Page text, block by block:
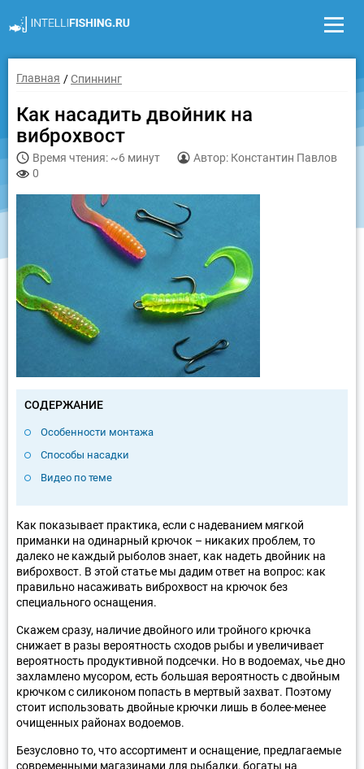
Главная Спиннинг
Как насадить двойник на
виброхвост
Время чтения: ~6 минут
Автор: Константин Павлов
0
СОДЕРЖАНИЕ
Особенности монтажа
Способы насадки
Видео по теме
Как показывает практика, если с надеванием мягкой
приманки на одинарный крючок – никаких проблем, то
далеко не каждый рыболов знает, как надеть двойник на
виброхвост. В этой статье мы дадим ответ на вопрос: как
правильно насаживать виброхвост на крючок без
специального оснащения.
Скажем сразу, наличие двойного или тройного крючка
снижает в разы вероятность сходов рыбы и увеличивает
вероятность продуктивной подсечки. Но в водоемах, чье дно
захламлено мусором, есть большая вероятность с двойным
крючком с силиконом попасть в мертвый захват. Поэтому
стоит использовать двойные крючки лишь в более-менее
очищенных районах водоемов.
Безусловно то, что ассортимент и оснащение, предлагаемые
современными магазинами для рыбалки, богаты на